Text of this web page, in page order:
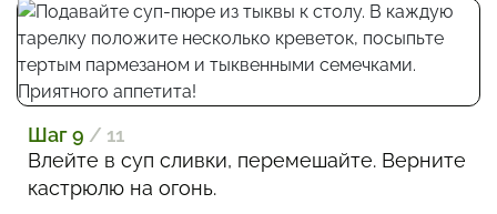
Шаг 9 / 11
Влейте в суп сливки, перемешайте. Верните
кастрюлю на огонь.